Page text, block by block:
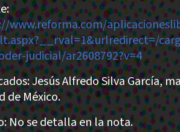
www.reforma.com/
judicial/ar2608792?v=4
Jesús Alfredo Silva García,
de México.
No se detalla en la nota.